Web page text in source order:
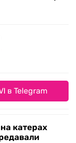
в Telegram
катерах